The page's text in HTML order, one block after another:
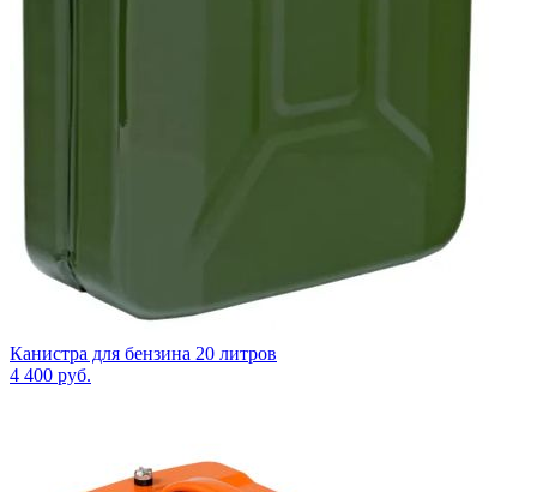
Канистра для бензина 20 литров
4 400 руб.